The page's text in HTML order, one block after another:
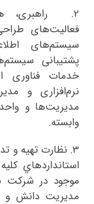
2.
راهبری،
فعالیت‌های
سیستم‌های
پشتیبانی
خدمات فناوری
نرم‌افزاری و
مدیریت‌ها و
وابسته.
3. نظارت تهيه و
استانداردهاي
موجود در شركت
مديريت دانش و